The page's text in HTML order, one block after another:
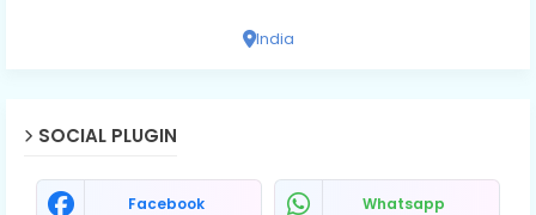
India
SOCIAL PLUGIN
Facebook Whatsapp